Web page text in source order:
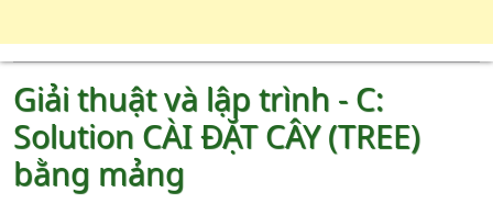
Giải thuật và lập trình - C:
Solution CÀI ĐẶT CÂY (TREE)
bằng mảng